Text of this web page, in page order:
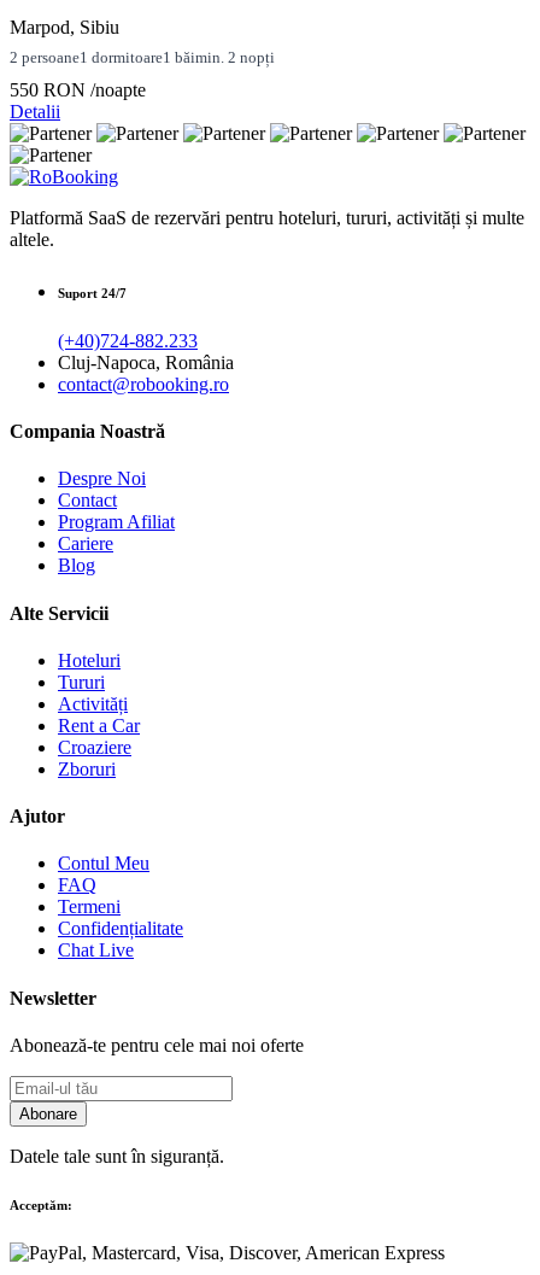
Marpod, Sibiu
2 persoane1 dormitoare1 băimin. 2 nopți
550 RON /noapte
Detalii
Platformă SaaS de rezervări pentru hoteluri, tururi, activități și multe
altele.
Suport 24/7
(+40)724-882.233
Cluj-Napoca, România
contact@robooking.ro
Compania Noastră
Despre Noi
Contact
Program Afiliat
Cariere
Blog
Alte Servicii
Hoteluri
Tururi
Activități
Rent a Car
Croaziere
Zboruri
Ajutor
Contul Meu
FAQ
Termeni
Confidențialitate
Chat Live
Newsletter
Abonează-te pentru cele mai noi oferte
Abonare
Datele tale sunt în siguranță.
Acceptăm: